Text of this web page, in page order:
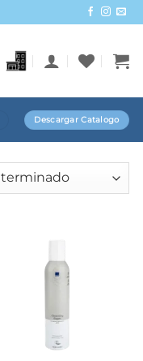
Descargar Catalogo